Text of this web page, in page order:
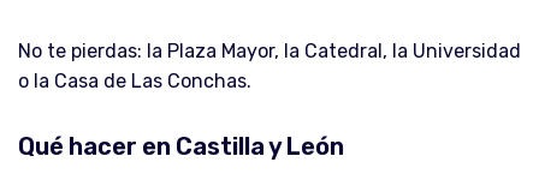
No te pierdas: la Plaza Mayor, la Catedral, la Universidad
o la Casa de Las Conchas.
Qué hacer en Castilla y León